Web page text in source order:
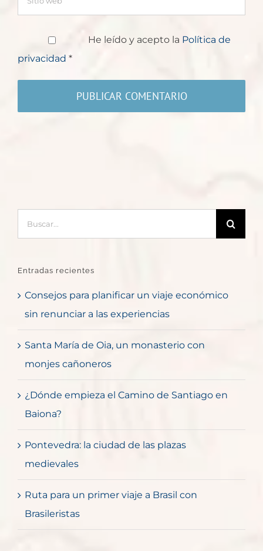
He leído y acepto la Política de
privacidad *
Entradas recientes
Consejos para planificar un viaje económico
sin renunciar a las experiencias
Santa María de Oia, un monasterio con
monjes cañoneros
¿Dónde empieza el Camino de Santiago en
Baiona?
Pontevedra: la ciudad de las plazas
medievales
Ruta para un primer viaje a Brasil con
Brasileristas